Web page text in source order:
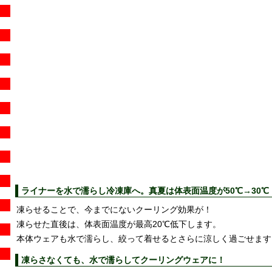
ライナーを水で濡らし冷凍庫へ。真夏は体表面温度が50℃→30℃
凍らせることで、今までにないクーリング効果が！
凍らせた直後は、体表面温度が最高20℃低下します。
本体ウェアも水で濡らし、絞って着せるとさらに涼しく過ごせま
凍らさなくても、水で濡らしてクーリングウェアに！